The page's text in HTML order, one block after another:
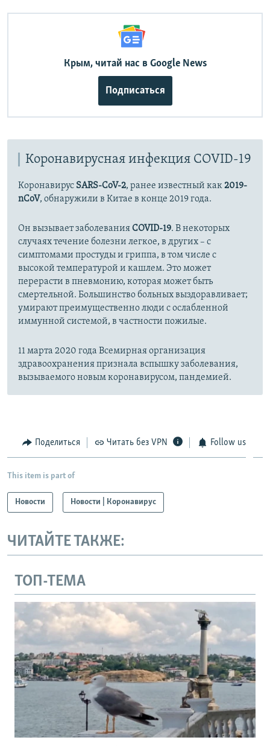
Крым, читай нас в Google News
Подписаться
Коронавирусная инфекция COVID-19
Коронавирус SARS-CoV-2, ранее известный как2019-
nCoV, обнаружили в Китае в конце 2019 года.
Он вызывает заболеванияCOVID-19. В некоторых
случаях течение болезни легкое, в других – с
симптомами простуды и гриппа, в том числе с
высокой температурой и кашлем. Это может
перерасти в пневмонию, которая может быть
смертельной. Большинство больных выздоравливает;
умирают преимущественно люди с ослабленной
иммунной системой, в частности пожилые.
11 марта 2020 года Всемирная организация
здравоохранения признала вспышку заболевания,
вызываемого новым коронавирусом, пандемией.
Поделиться Читать без VPN Follow us
This item is part of
Новости Новости | Коронавирус
ЧИТАЙТЕ ТАКЖЕ:
ТОП-ТЕМА